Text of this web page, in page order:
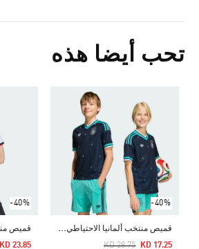
تحب أيضا هذه
-40%
ق
ميص منتخب ألمانيا الاحتياطي للأطفال لعام 2026
Price Reduced From
KD 28.75
To KD 17.25
-40%
KD 23.85